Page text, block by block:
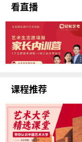
看直播
课程推荐